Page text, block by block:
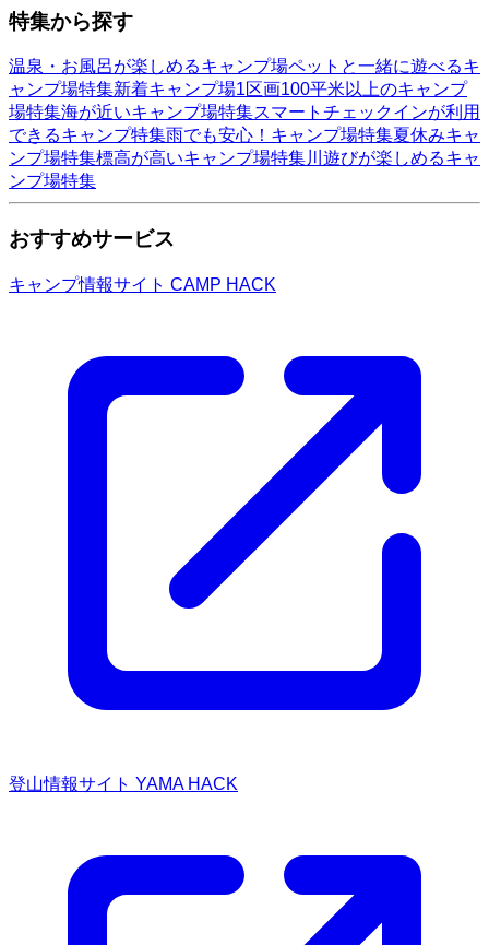
特集から探す
温泉・お風呂が楽しめるキャンプ場ペットと一緒に遊べるキ
ャンプ場特集新着キャンプ場1区画100平米以上のキャンプ
場特集海が近いキャンプ場特集スマートチェックインが利用
できるキャンプ特集雨でも安心！キャンプ場特集夏休みキャ
ンプ場特集標高が高いキャンプ場特集川遊びが楽しめるキャ
ンプ場特集
おすすめサービス
キャンプ情報サイト CAMP HACK
登山情報サイト YAMA HACK